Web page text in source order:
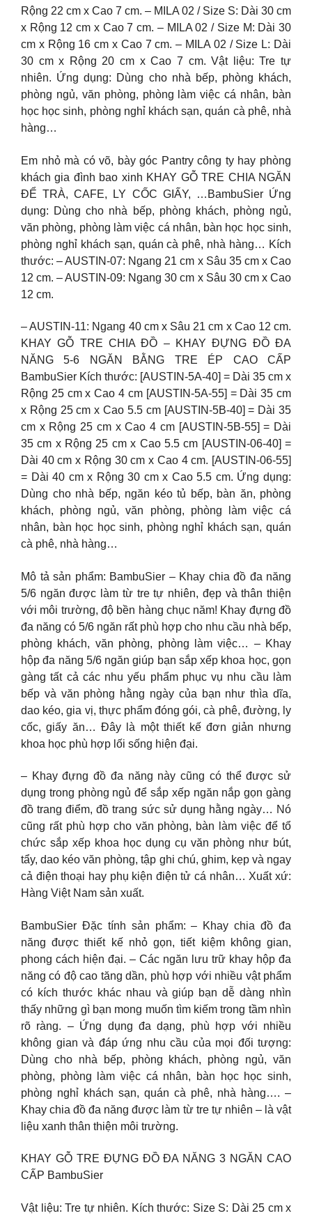
Rộng 22 cm x Cao 7 cm. – MILA 02 / Size S: Dài 30 cm
x Rộng 12 cm x Cao 7 cm. – MILA 02 / Size M: Dài 30
cm x Rộng 16 cm x Cao 7 cm. – MILA 02 / Size L: Dài
30 cm x Rộng 20 cm x Cao 7 cm. Vật liệu: Tre tự
nhiên. Ứng dụng: Dùng cho nhà bếp, phòng khách,
phòng ngủ, văn phòng, phòng làm việc cá nhân, bàn
học học sinh, phòng nghỉ khách sạn, quán cà phê, nhà
hàng…
Em nhỏ mà có võ, bày góc Pantry công ty hay phòng
khách gia đình bao xinh KHAY GỖ TRE CHIA NGĂN
ĐỂ TRÀ, CAFE, LY CỐC GIẤY, …BambuSier Ứng
dụng: Dùng cho nhà bếp, phòng khách, phòng ngủ,
văn phòng, phòng làm việc cá nhân, bàn học học sinh,
phòng nghỉ khách sạn, quán cà phê, nhà hàng… Kích
thước: – AUSTIN-07: Ngang 21 cm x Sâu 35 cm x Cao
12 cm. – AUSTIN-09: Ngang 30 cm x Sâu 30 cm x Cao
12 cm.
– AUSTIN-11: Ngang 40 cm x Sâu 21 cm x Cao 12 cm.
KHAY GỖ TRE CHIA ĐỒ – KHAY ĐỰNG ĐỒ ĐA
NĂNG 5-6 NGĂN BẰNG TRE ÉP CAO CẤP
BambuSier Kích thước: [AUSTIN-5A-40] = Dài 35 cm x
Rộng 25 cm x Cao 4 cm [AUSTIN-5A-55] = Dài 35 cm
x Rộng 25 cm x Cao 5.5 cm [AUSTIN-5B-40] = Dài 35
cm x Rộng 25 cm x Cao 4 cm [AUSTIN-5B-55] = Dài
35 cm x Rộng 25 cm x Cao 5.5 cm [AUSTIN-06-40] =
Dài 40 cm x Rộng 30 cm x Cao 4 cm. [AUSTIN-06-55]
= Dài 40 cm x Rộng 30 cm x Cao 5.5 cm. Ứng dụng:
Dùng cho nhà bếp, ngăn kéo tủ bếp, bàn ăn, phòng
khách, phòng ngủ, văn phòng, phòng làm việc cá
nhân, bàn học học sinh, phòng nghỉ khách sạn, quán
cà phê, nhà hàng…
Mô tả sản phẩm: BambuSier – Khay chia đồ đa năng
5/6 ngăn được làm từ tre tự nhiên, đẹp và thân thiện
với môi trường, độ bền hàng chục năm! Khay đựng đồ
đa năng có 5/6 ngăn rất phù hợp cho nhu cầu nhà bếp,
phòng khách, văn phòng, phòng làm việc… – Khay
hộp đa năng 5/6 ngăn giúp bạn sắp xếp khoa học, gọn
gàng tất cả các nhu yếu phẩm phục vụ nhu cầu làm
bếp và văn phòng hằng ngày của bạn như thìa dĩa,
dao kéo, gia vị, thực phẩm đóng gói, cà phê, đường, ly
cốc, giấy ăn… Đây là một thiết kế đơn giản nhưng
khoa học phù hợp lối sống hiện đại.
– Khay đựng đồ đa năng này cũng có thể được sử
dụng trong phòng ngủ để sắp xếp ngăn nắp gọn gàng
đồ trang điểm, đồ trang sức sử dụng hằng ngày… Nó
cũng rất phù hợp cho văn phòng, bàn làm việc để tổ
chức sắp xếp khoa học dụng cụ văn phòng như bút,
tẩy, dao kéo văn phòng, tập ghi chú, ghim, kẹp và ngay
cả điện thoại hay phụ kiện điện tử cá nhân… Xuất xứ:
Hàng Việt Nam sản xuất.
BambuSier Đặc tính sản phẩm: – Khay chia đồ đa
năng được thiết kế nhỏ gọn, tiết kiệm không gian,
phong cách hiện đại. – Các ngăn lưu trữ khay hộp đa
năng có độ cao tăng dần, phù hợp với nhiều vật phẩm
có kích thước khác nhau và giúp bạn dễ dàng nhìn
thấy những gì bạn mong muốn tìm kiếm trong tầm nhìn
rõ ràng. – Ứng dụng đa dạng, phù hợp với nhiều
không gian và đáp ứng nhu cầu của mọi đối tượng:
Dùng cho nhà bếp, phòng khách, phòng ngủ, văn
phòng, phòng làm việc cá nhân, bàn học học sinh,
phòng nghỉ khách sạn, quán cà phê, nhà hàng…. –
Khay chia đồ đa năng được làm từ tre tự nhiên – là vật
liệu xanh thân thiện môi trường.
KHAY GỖ TRE ĐỰNG ĐỒ ĐA NĂNG 3 NGĂN CAO
CẤP BambuSier
Vật liệu: Tre tự nhiên. Kích thước: Size S: Dài 25 cm x